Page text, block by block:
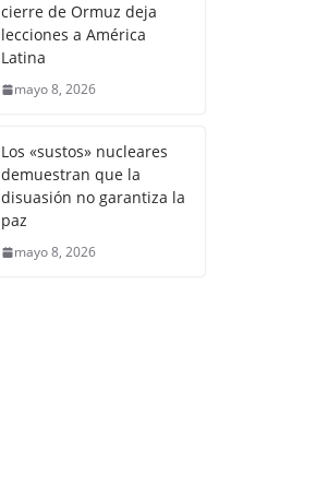
cierre de Ormuz deja
lecciones a América
Latina
mayo 8, 2026
Los «sustos» nucleares
demuestran que la
disuasión no garantiza la
paz
mayo 8, 2026